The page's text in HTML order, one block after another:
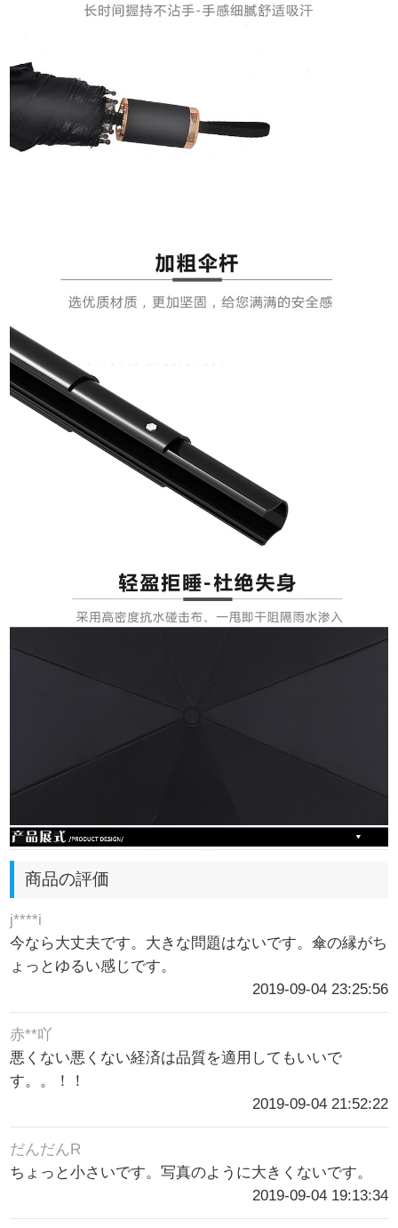
商品の評価
j****i
今なら大丈夫です。大きな問題はないです。傘の縁がち
ょっとゆるい感じです。
2019-09-04 23:25:56
赤**吖
悪くない悪くない経済は品質を適用してもいいで
す。。！！
2019-09-04 21:52:22
だんだんR
ちょっと小さいです。写真のように大きくないです。
2019-09-04 19:13:34